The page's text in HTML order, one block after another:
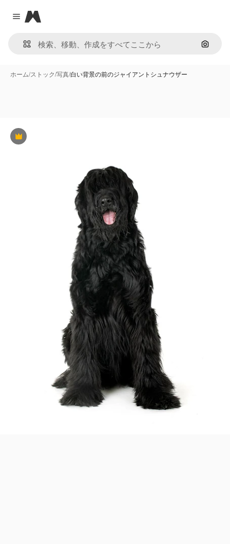
Close menu
Magnific
画像で
ホーム/ストック/写真/白い背景の前のジャイアントシュナウザー
Premium